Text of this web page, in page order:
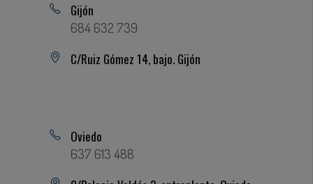
Gijón
684 632 739
C/Ruiz Gómez 14, bajo. Gijón
Oviedo
637 613 488